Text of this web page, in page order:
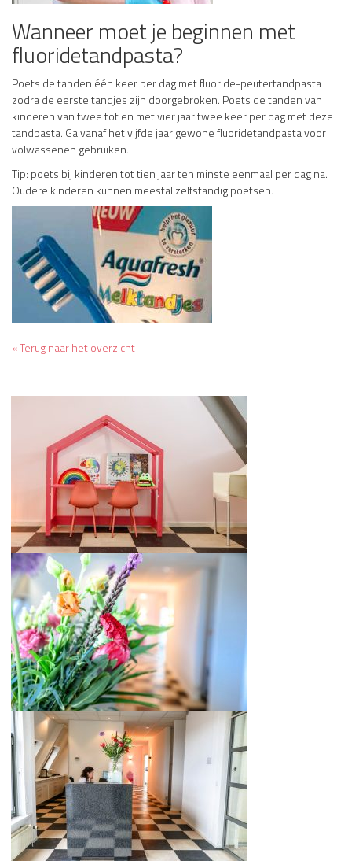
Wanneer moet je beginnen met
fluoridetandpasta?
Poets de tanden één keer per dag met fluoride-peutertandpasta
zodra de eerste tandjes zijn doorgebroken. Poets de tanden van
kinderen van twee tot en met vier jaar twee keer per dag met deze
tandpasta. Ga vanaf het vijfde jaar gewone fluoridetandpasta voor
volwassenen gebruiken.
Tip: poets bij kinderen tot tien jaar ten minste eenmaal per dag na.
Oudere kinderen kunnen meestal zelfstandig poetsen.
« Terug naar het overzicht